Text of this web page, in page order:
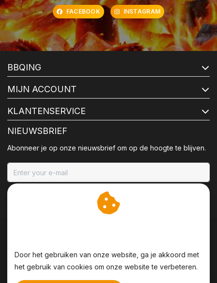
FACEBOOK INSTAGRAM
BBQING
MIJN ACCOUNT
KLANTENSERVICE
NIEUWSBRIEF
Abonneer je op onze nieuwsbrief om op de hoogte te blijven.
Door het gebruiken van onze website, ga je akkoord met
het gebruik van cookies om onze website te verbeteren.